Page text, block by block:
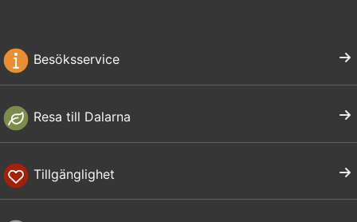
Besöksservice
Resa till Dalarna
Tillgänglighet